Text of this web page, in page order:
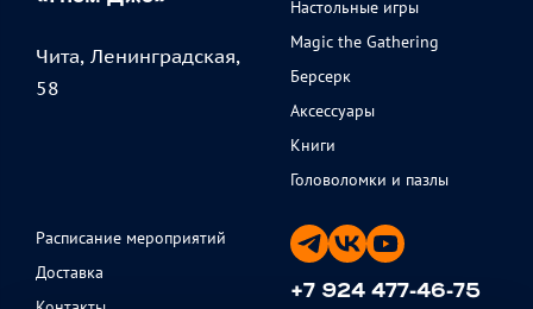
Чита, Ленинградская,
58
Настольные игры
Magic the Gathering
Берсерк
Аксессуары
Книги
Головоломки и пазлы
Расписание мероприятий
Доставка
+7 924 477-46-75